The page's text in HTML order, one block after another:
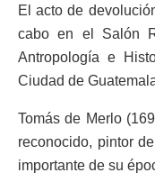
El acto de
cabo en el Salón
Antropología e
Ciudad de
Tomás de Merlo
reconocido, pintor
importante de su